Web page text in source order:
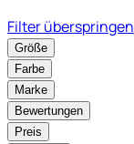
Filter überspringen
Größe
Farbe
Marke
Bewertungen
Preis